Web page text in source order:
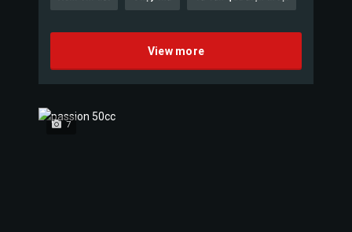
View more
7